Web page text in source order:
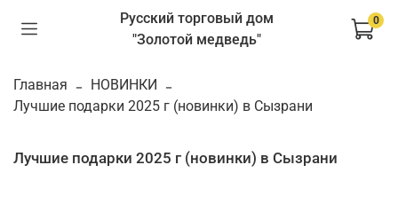
Русский торговый дом
"Золотой медведь"
0
Главная
НОВИНКИ
Лучшие подарки 2025 г (новинки) в Сызрани
Лучшие подарки 2025 г (новинки) в Сызрани